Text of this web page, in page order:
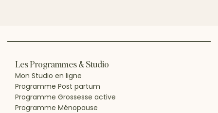
Les Programmes & Studio
Mon Studio en ligne
Programme Post partum
Programme Grossesse active
Programme Ménopause